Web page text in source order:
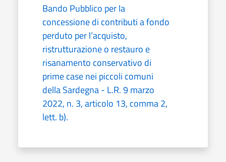
Bando Pubblico per la
concessione di contributi a fondo
perduto per l’acquisto,
ristrutturazione o restauro e
risanamento conservativo di
prime case nei piccoli comuni
della Sardegna - L.R. 9 marzo
2022, n. 3, articolo 13, comma 2,
lett. b).